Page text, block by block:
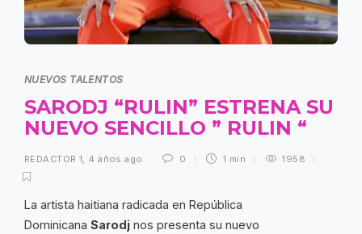
NUEVOS TALENTOS
SARODJ “RULIN” ESTRENA SU
NUEVO SENCILLO ” RULIN “
REDACTOR 1, 4 años ago 0 1 min 1958
La artista haitiana radicada en República
Dominicana Sarodj nos presenta su nuevo